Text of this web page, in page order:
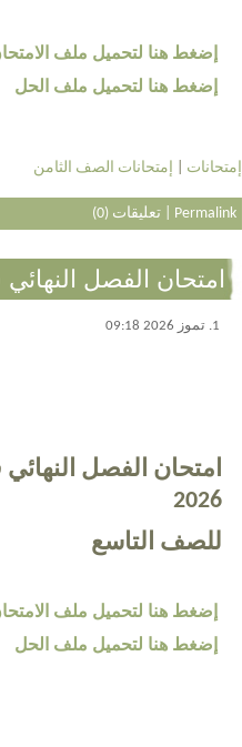
إضغط هنا لتحميل ملف
إضغط هنا لتحميل ملف الحل
إمتحانات إمتحانات الصف الثامن
Permalink
|تعليقات (0)
امتحان الفصل النهائي
1. تموز 2026 09:18
امتحان الفصل
2026
للصف التاسع
إضغط هنا لتحميل ملف
إضغط هنا لتحميل ملف الحل